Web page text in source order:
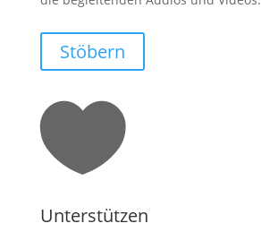
Stöbern

Unterstützen